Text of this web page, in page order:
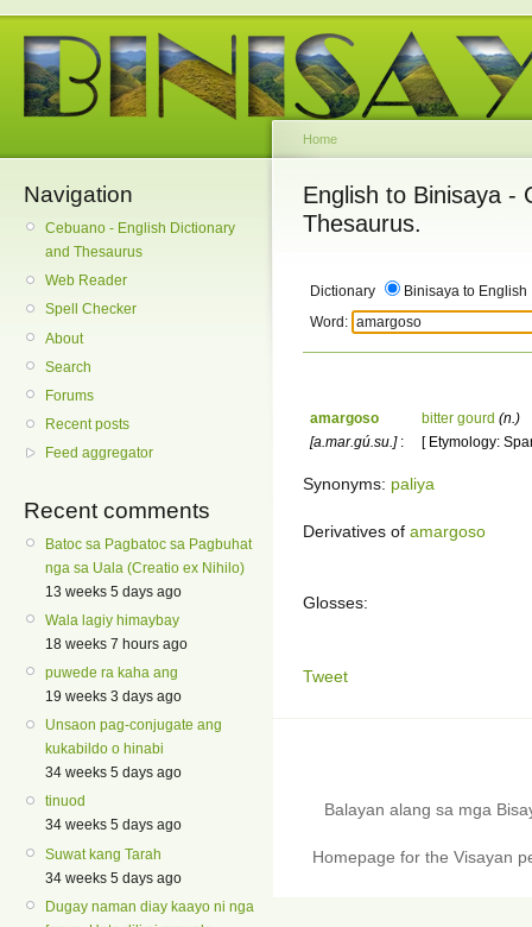
Navigation
Cebuano - English Dictionary
and Thesaurus
Web Reader
Spell Checker
About
Search
Forums
Recent posts
Feed aggregator
Recent comments
Batoc sa Pagbatoc sa Pagbuhat
nga sa Uala (Creatio ex Nihilo)
13 weeks 5 days ago
Wala lagiy himaybay
18 weeks 7 hours ago
puwede ra kaha ang
19 weeks 3 days ago
Unsaon pag-conjugate ang
kukabildo o hinabi
34 weeks 5 days ago
tinuod
34 weeks 5 days ago
Suwat kang Tarah
34 weeks 5 days ago
Dugay naman diay kaayo ni nga
Home
English to Binisaya -
Thesaurus.
Dictionary
Binisaya to English
Word:
amargoso
[a.mar.gú.su.]:
bitter gourd (n.)
[ Etymology:
Synonyms: paliya
Derivatives of amargoso
Glosses:
Tweet
Balayan alang sa mga
Homepage for the Visayan